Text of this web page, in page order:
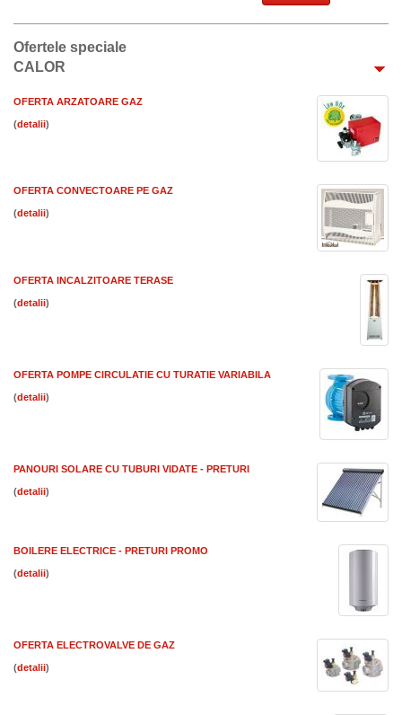
Ofertele speciale
CALOR
OFERTA ARZATOARE GAZ
( )
OFERTA CONVECTOARE PE GAZ
( )
OFERTA INCALZITOARE TERASE
( )
OFERTA POMPE CIRCULATIE CU TURATIE VARIABILA
( )
PANOURI SOLARE CU TUBURI VIDATE - PRETURI
( )
BOILERE ELECTRICE - PRETURI PROMO
( )
OFERTA ELECTROVALVE DE GAZ
( )